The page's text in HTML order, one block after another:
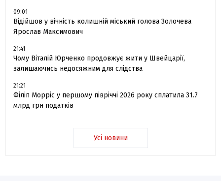
09:01
Відійшов у вічність колишній міський голова Золочева
Ярослав Максимович
21:41
Чому Віталій Юрченко продовжує жити у Швейцарії,
залишаючись недосяжним для слідства
21:21
Філіп Морріс у першому півріччі 2026 року сплатила 31.7
млрд грн податків
Усі новини